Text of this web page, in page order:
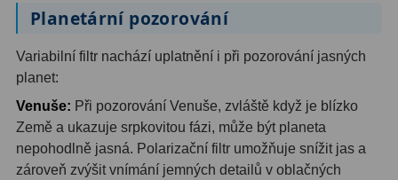
Zrcátka a hranoly 61
Diagonální zrcátka36
Amici hranoly 45°11
Amici hranoly 90°7
Planetární pozorování
Variabilní filtr nachází uplatnění i při pozorování jasných
planet:
Venuše: Při pozorování Venuše, zvláště když je blízko
Země a ukazuje srpkovitou fázi, může být planeta
nepohodlně jasná. Polarizační filtr umožňuje snížit jas a
zároveň zvýšit vnímání jemných detailů v oblačných